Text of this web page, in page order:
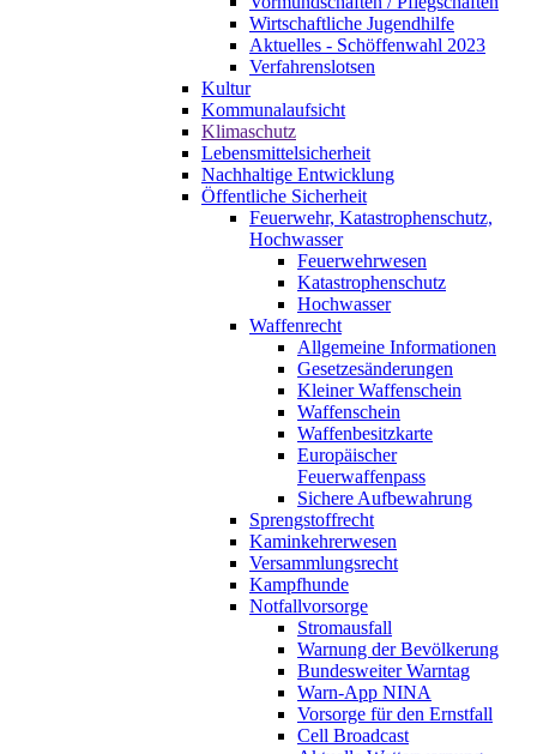
Wirtschaftliche Jugendhilfe
Aktuelles - Schöffenwahl 2023
Verfahrenslotsen
Kultur
Kommunalaufsicht
Klimaschutz
Lebensmittelsicherheit
Nachhaltige Entwicklung
Öffentliche Sicherheit
Feuerwehr, Katastrophenschutz,
Hochwasser
Feuerwehrwesen
Katastrophenschutz
Hochwasser
Waffenrecht
Allgemeine Informationen
Gesetzesänderungen
Kleiner Waffenschein
Waffenschein
Waffenbesitzkarte
Europäischer
Feuerwaffenpass
Sichere Aufbewahrung
Sprengstoffrecht
Kaminkehrerwesen
Versammlungsrecht
Kampfhunde
Notfallvorsorge
Stromausfall
Warnung der Bevölkerung
Bundesweiter Warntag
Warn-App NINA
Vorsorge für den Ernstfall
Cell Broadcast